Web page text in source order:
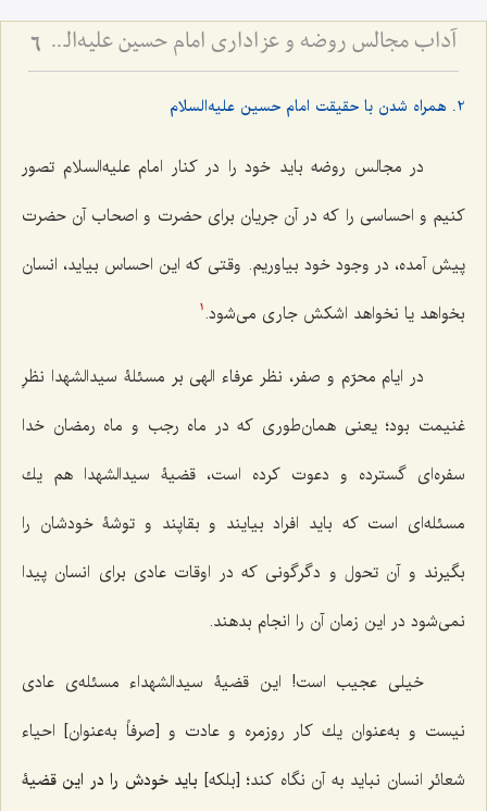
آداب مجالس روضه و عزاداری امام حسین علیه‌السلام - و توصیه‌های بزرگان دربارۀ ماه‌های محرّم و صفر 6
2. همراه شدن با حقیقت امام حسین علیه‌السلام
در مجالس روضه باید خود را در کنار امام علیه‌السلام تصور
کنیم و احساسی را که در آن جریان برای حضرت و اصحاب آن حضرت
پیش آمده، در وجود خود بیاوریم. وقتی که این احساس بیاید، انسان
بخواهد یا نخواهد اشکش جاری می‌شود. 1
در ايام محرّم و صفر، نظر عرفاء الهى بر مسئلۀ سيدالشهدا نظرِ
غنيمت بود؛ يعنى همان‌طورى كه در ماه رجب و ماه رمضان خدا
سفره‌اى گسترده و دعوت کرده است، قضيۀ سيدالشهدا هم يك
مسئله‌اى است كه بايد افراد بيايند و بقاپند و توشۀ خودشان را
بگيرند و آن تحول و دگرگونى كه در اوقات عادى براى انسان پيدا
نمى‌شود در اين زمان آن را انجام بدهند.
خيلى عجيب است! اين قضيۀ سيدالشهداء مسئله‌ى عادى
نيست و به‌عنوان يك كار روزمره و عادت و [صرفاً به‌عنوان] احياء
شعائر انسان نبايد به آن نگاه كند؛ [بلکه] بايد خودش را در اين قضيۀ